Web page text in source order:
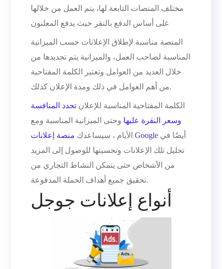
مختلف المنصات التابعة لها، يتم العمل من خلالها
على أساس الدفع بالنقر حيث يدفع المعلنون
المنصة مناسبة لإطلاق الإعلانات حسب الميزانية
المناسبة لصاحب العمل، والميزانية يتم تحديدها من
خلال العديد من العوامل وتعتبر الكلمة المفتاحية
من أهم العوامل في ذلك ومدة الإعلان كذلك.
الكلمة المفتاحية المناسبة للإعلان تحدد المنافسة
وسعر النقرة عليها وحتى الميزانية المناسبة ومع
الأيام ، سيساعدك منصة إعلانات Google
تحليل تلك الإعلانات وتحسينها للوصول إلى المزيد
من الأشخاص حتى يتمكن النشاط التجاري من
تحقيق جميع أهداف الحملة المدفوعة.
أنواع إعلانات جوجل